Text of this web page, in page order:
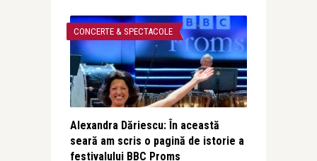
CONCERTE & SPECTACOLE
Alexandra Dăriescu: În această
seară am scris o pagină de istorie a
festivalului BBC Proms